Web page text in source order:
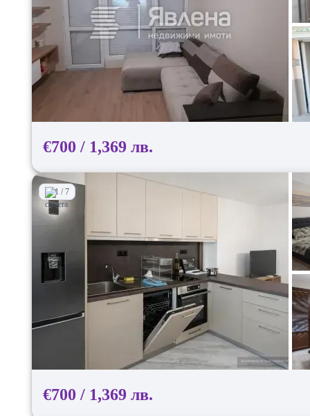
€700 / 1,369 лв.
1 / 7
€700 / 1,369 лв.